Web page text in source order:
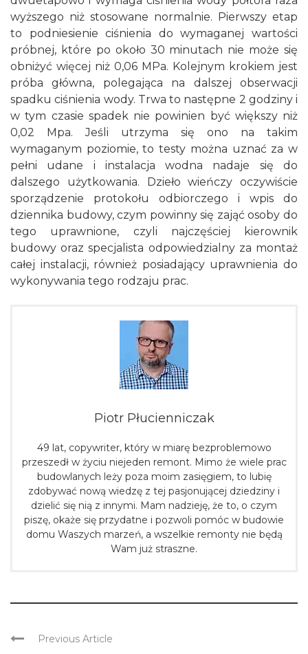
wyższego niż stosowane normalnie. Pierwszy etap
to podniesienie ciśnienia do wymaganej wartości
próbnej, które po około 30 minutach nie może się
obniżyć więcej niż 0,06 MPa. Kolejnym krokiem jest
próba główna, polegająca na dalszej obserwacji
spadku ciśnienia wody. Trwa to następne 2 godziny i
w tym czasie spadek nie powinien być większy niż
0,02 Mpa. Jeśli utrzyma się ono na takim
wymaganym poziomie, to testy można uznać za w
pełni udane i instalacja wodna nadaje się do
dalszego użytkowania. Dzieło wieńczy oczywiście
sporządzenie protokołu odbiorczego i wpis do
dziennika budowy, czym powinny się zająć osoby do
tego uprawnione, czyli najczęściej kierownik
budowy oraz specjalista odpowiedzialny za montaż
całej instalacji, również posiadający uprawnienia do
wykonywania tego rodzaju prac.
Piotr Płucienniczak
49 lat, copywriter, który w miarę bezproblemowo
przeszedł w życiu niejeden remont. Mimo że wiele prac
budowlanych leży poza moim zasięgiem, to lubię
zdobywać nową wiedzę z tej pasjonującej dziedziny i
dzielić się nią z innymi. Mam nadzieję, że to, o czym
piszę, okaże się przydatne i pozwoli pomóc w budowie
domu Waszych marzeń, a wszelkie remonty nie będą
Wam już straszne.
Previous Article